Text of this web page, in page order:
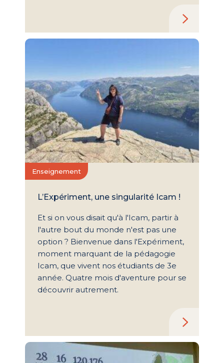
Enseignement
L’Expériment, une singularité Icam !
Et si on vous disait qu'à l'Icam, partir à
l'autre bout du monde n'est pas une
option ? Bienvenue dans l'Expériment,
moment marquant de la pédagogie
Icam, que vivent nos étudiants de 3e
année. Quatre mois d'aventure pour se
découvrir autrement.